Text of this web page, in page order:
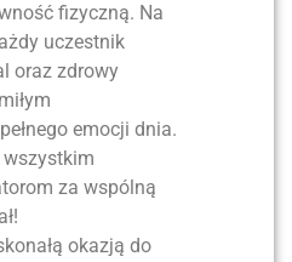
fizyczną. Na
uczestnik
oraz zdrowy
emocji dnia.
wszystkim
za wspólną
okazją do